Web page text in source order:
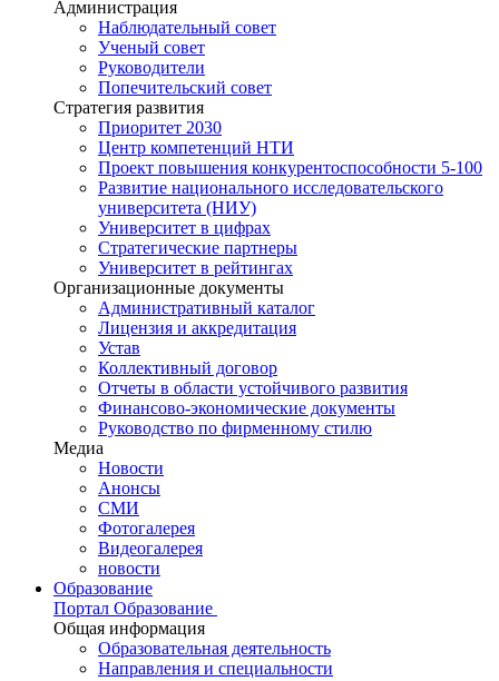
Администрация
Наблюдательный совет
Ученый совет
Руководители
Попечительский совет
Стратегия развития
Приоритет 2030
Центр компетенций НТИ
Проект повышения конкурентоспособности 5-100
Развитие национального исследовательского
университета (НИУ)
Университет в цифрах
Стратегические партнеры
Университет в рейтингах
Организационные документы
Административный каталог
Лицензия и аккредитация
Устав
Коллективный договор
Отчеты в области устойчивого развития
Финансово-экономические документы
Руководство по фирменному стилю
Медиа
Новости
Анонсы
СМИ
Фотогалерея
Видеогалерея
новости
Образование
Портал Образование
Общая информация
Образовательная деятельность
Направления и специальности